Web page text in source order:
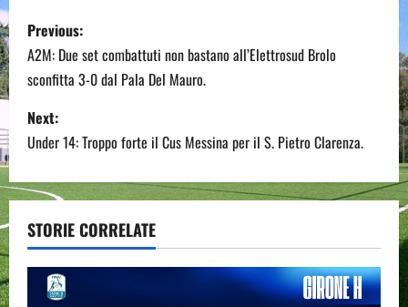
P
o
s
t
n
a
v
Previous:
A2M: Due set combattuti non bastano all’Elettrosud Brolo
sconfitta 3-0 dal Pala Del Mauro.
Next:
Under 14: Troppo forte il Cus Messina per il S. Pietro Clarenza.
STORIE CORRELATE